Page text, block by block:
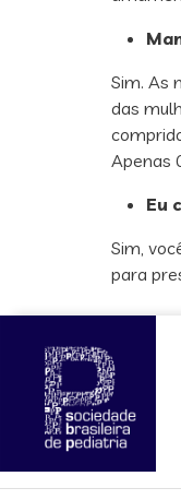
Sim. As
das
Apenas
Eu
Sim,
para